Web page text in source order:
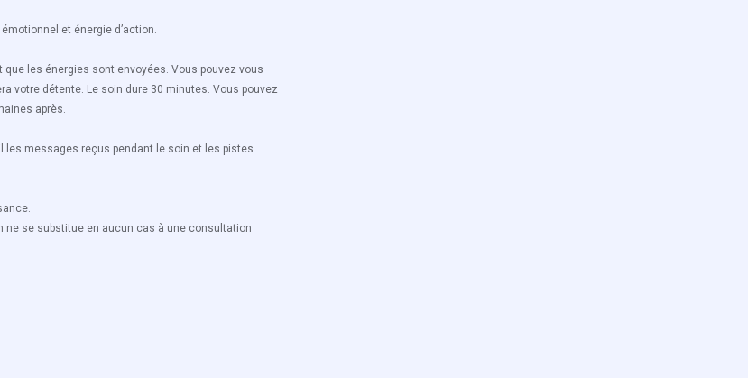
et énergie d’action.
les énergies sont envoyées. Vous pouvez vous
votre détente. Le soin dure 30 minutes. Vous pouvez
après.
les messages reçus pendant le soin et les pistes
se substitue en aucun cas à une consultation